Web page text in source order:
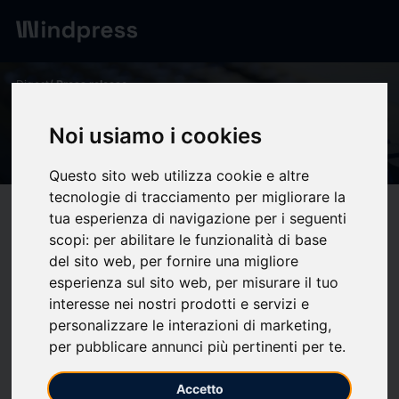
Noi usiamo i cookies
Questo sito web utilizza cookie e altre
tecnologie di tracciamento per migliorare la
tua esperienza di navigazione per i seguenti
scopi: per abilitare le funzionalità di base
del sito web, per fornire una migliore
esperienza sul sito web, per misurare il tuo
interesse nei nostri prodotti e servizi e
personalizzare le interazioni di marketing,
per pubblicare annunci più pertinenti per te.
Accetto
Digest/ Press release
Compatibility help
(0)bookmark_borderupload Share
Millimetri di Gloria di Dante D’Alessandro
30 Maggio 2026
vicecaporedattore della Tgr Molise. Ad Enrica, in passato